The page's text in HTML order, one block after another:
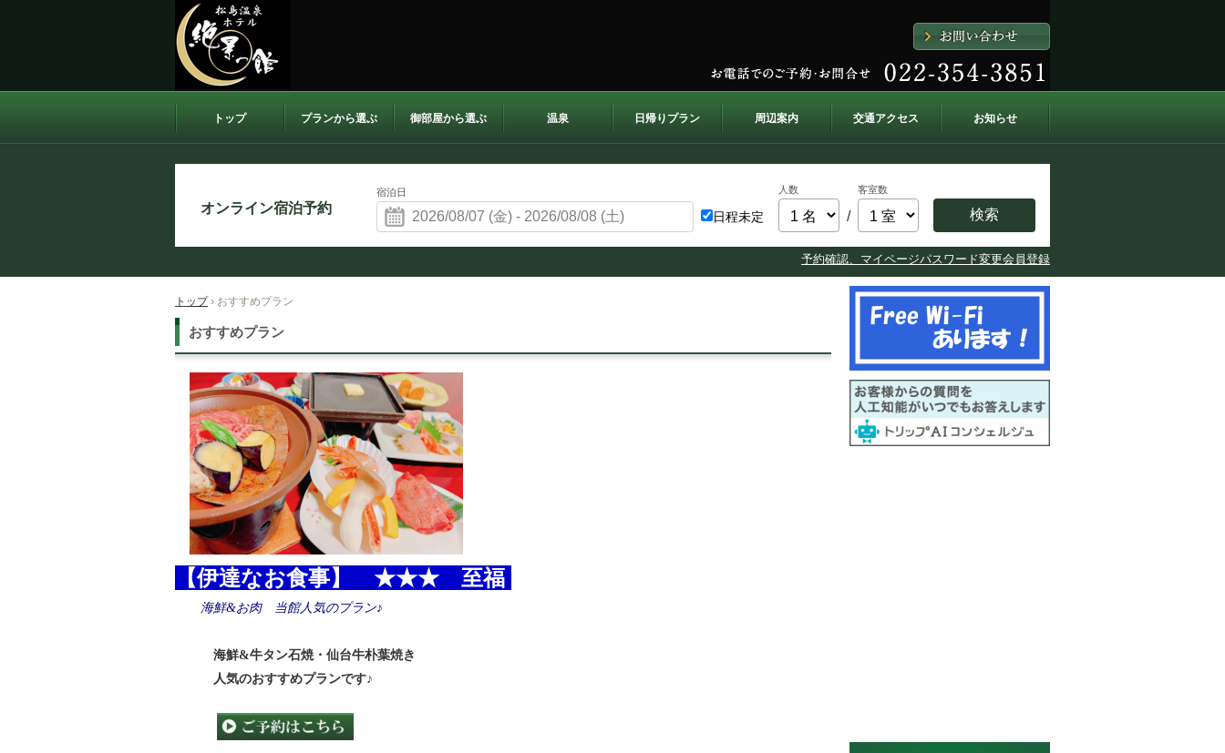
ホテル 絶景の館
トップ プランから選ぶ 御部屋から選ぶ 温泉 日帰りプラン 周辺案内 交通アクセス お知らせ
宿泊日
日程未定
人数
/
客室数
検索
予約確認、マイページパスワード変更会員登録
トップ› おすすめプラン
おすすめプラン
【伊達なお食事】 ★★★ 至福
海鮮&お肉 当館人気のプラン♪
​ ​海鮮&牛タン石焼・仙台牛朴葉焼き
​ 人気のおすすめプランです♪